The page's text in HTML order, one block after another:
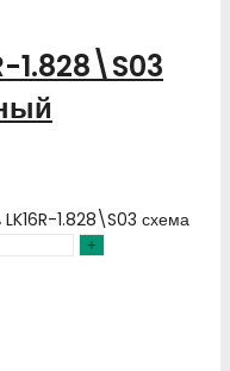
1.828\S03
1.828\S03 схема